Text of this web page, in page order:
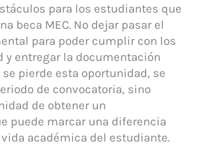
para los estudiantes que
beca MEC. No dejar pasar el
para poder cumplir con los
y entregar la documentación
se pierde esta oportunidad, se
de convocatoria, sino
de obtener un
puede marcar una diferencia
académica del estudiante.